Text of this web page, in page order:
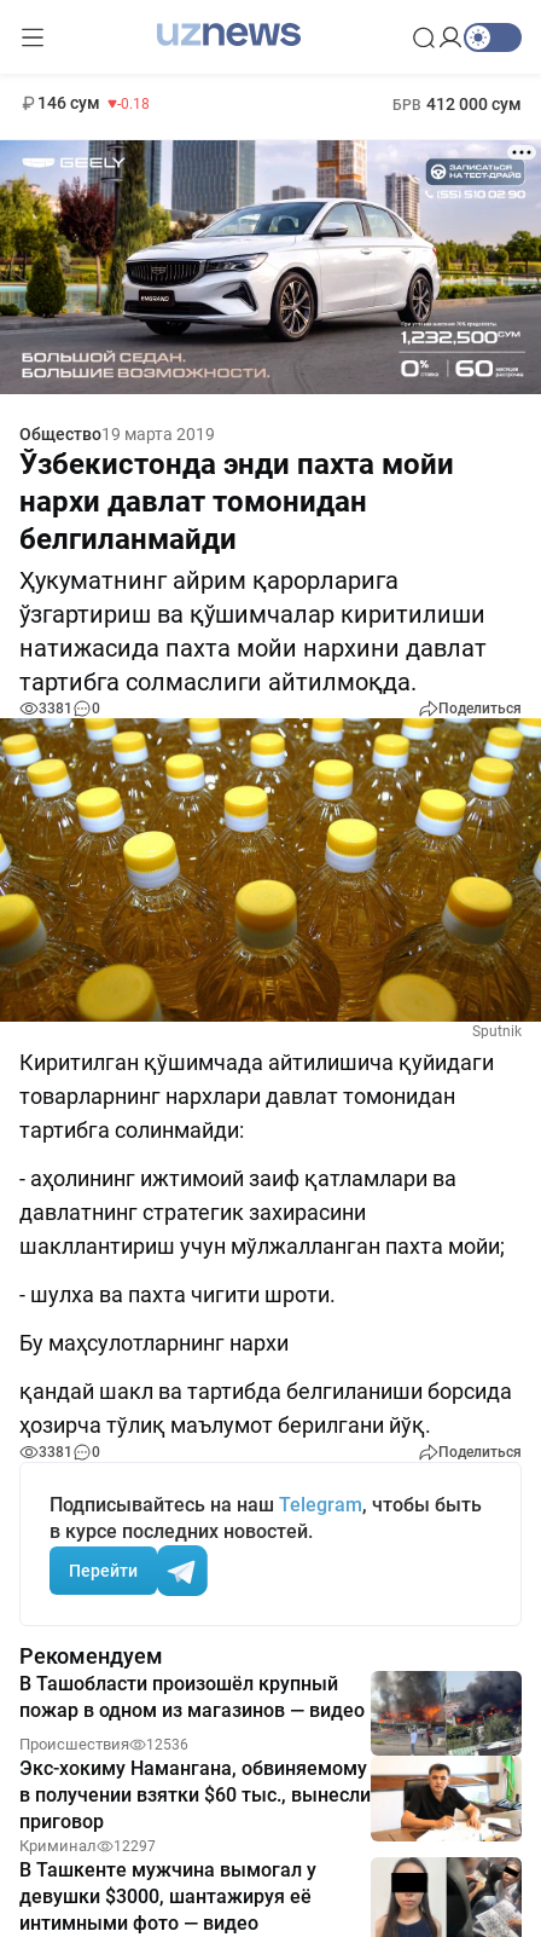
146 сум -0.18 БРВ 412 000 сум
Общество19 марта 2019
Ўзбекистонда энди пахта мойи
нархи давлат томонидан
белгиланмайди
Ҳукуматнинг айрим қарорларига
ўзгартириш ва қўшимчалар киритилиши
натижасида пахта мойи нархини давлат
тартибга солмаслиги айтилмоқда.
3381 0 Поделиться
Sputnik
Киритилган қўшимчада айтилишича қуйидаги
товарларнинг нархлари давлат томонидан
тартибга солинмайди:
- аҳолининг ижтимоий заиф қатламлари ва
давлатнинг стратегик захирасини
шакллантириш учун мўлжалланган пахта мойи;
- шулха ва пахта чигити шроти.
Бу маҳсулотларнинг нархи
қандай шакл ва тартибда белгиланиши борсида
ҳозирча тўлиқ маълумот берилгани йўқ.
3381 0 Поделиться
Подписывайтесь на наш Telegram, чтобы быть
в курсе последних новостей.
Перейти
Рекомендуем
В Ташобласти произошёл крупный
пожар в одном из магазинов — видео
Происшествия 12536
Экс-хокиму Намангана, обвиняемому
в получении взятки $60 тыс., вынесли
приговор
Криминал 12297
В Ташкенте мужчина вымогал у
девушки $3000, шантажируя её
интимными фото — видео